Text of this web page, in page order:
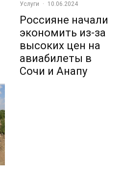
Услуги · 10.06.2024
Россияне начали
экономить из-за
высоких цен на
авиабилеты в
Сочи и Анапу